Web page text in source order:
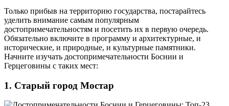
Только прибыв на территорию государства, постарайтесь
уделить внимание самым популярным
достопримечательностям и посетить их в первую очередь.
Обязательно включите в программу и архитектурные, и
исторические, и природные, и культурные памятники.
Начните изучать достопримечательности Боснии и
Герцеговины с таких мест:
1. Старый город Мостар